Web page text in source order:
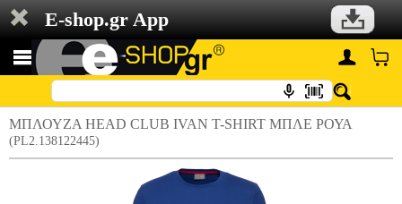
E-shop.gr App
ΜΠΛΟΥΖΑ HEAD CLUB IVAN T-SHIRT ΜΠΛΕ ΡΟΥΑ
(PL2.138122445)